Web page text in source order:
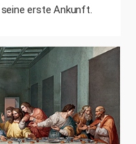
erste Ankunft.